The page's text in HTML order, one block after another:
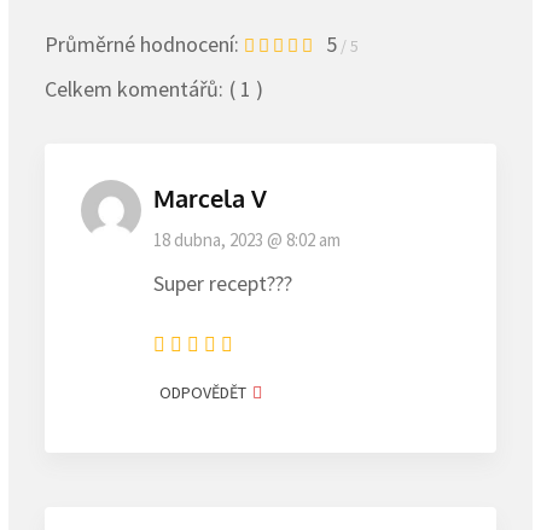
Průměrné hodnocení: 5 / 5
Celkem komentářů: ( 1 )
Marcela V
18 dubna, 2023 @ 8:02 am
Super recept???
ODPOVĚDĚT